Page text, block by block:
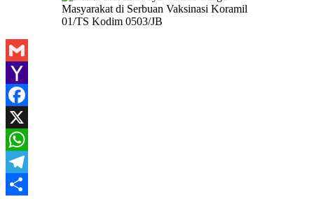
Gmail
Yahoo
Mail
Facebook
X
WhatsApp
Telegram